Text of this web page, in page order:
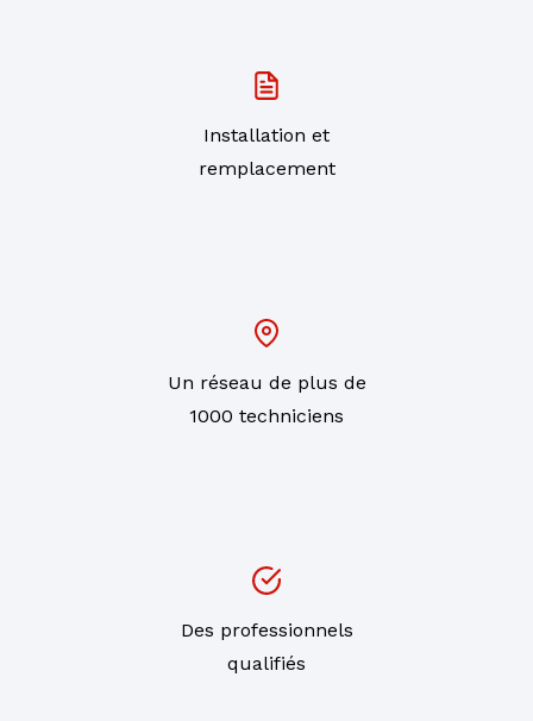
Installation et
remplacement
Un réseau de plus de
1000 techniciens
Des professionnels
qualifiés